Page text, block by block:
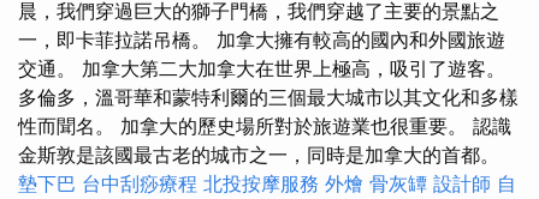
晨，我們穿過巨大的獅子門橋，我們穿越了主要的景點之
一，即卡菲拉諾吊橋。 加拿大擁有較高的國內和外國旅遊
交通。 加拿大第二大加拿大在世界上極高，吸引了遊客。
多倫多，溫哥華和蒙特利爾的三個最大城市以其文化和多樣
性而聞名。 加拿大的歷史場所對於旅遊業也很重要。 認識
金斯敦是該國最古老的城市之一，同時是加拿大的首都。
墊下巴 台中刮痧療程 北投按摩服務 外燴 骨灰罈 設計師 自